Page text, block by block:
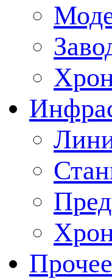
Прочее